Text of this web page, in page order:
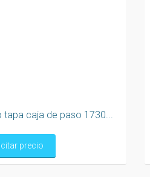
tapa caja de paso 1730...
precio